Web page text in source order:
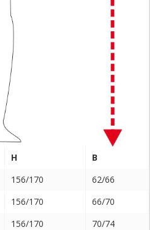
H
B
156/170
62/66
156/170
66/70
156/170
70/74